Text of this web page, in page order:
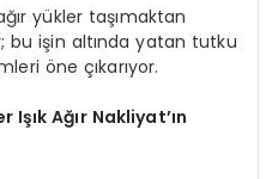
yükler taşımaktan
bu işin altında yatan tutku
öne çıkarıyor.
Ağır Nakliyat’ın